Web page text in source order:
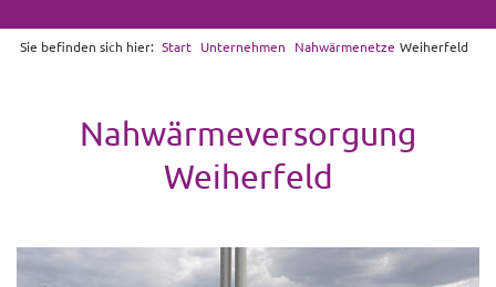
Sie befinden sich hier: Start Unternehmen Nahwärmenetze Weiherfeld
Nahwärmeversorgung
Weiherfeld